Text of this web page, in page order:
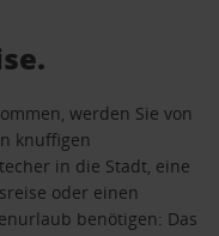
werden Sie von
knuffigen
in die Stadt, eine
oder einen
benötigen: Das